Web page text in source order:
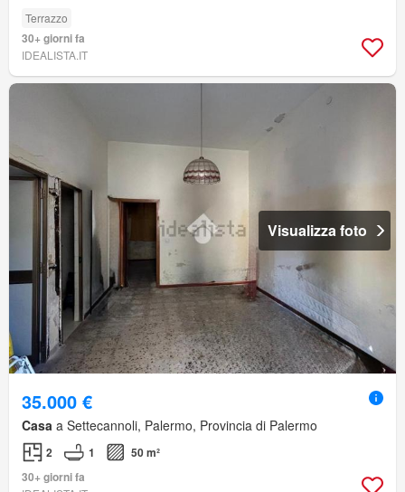
Terrazzo
30+ giorni fa
IDEALISTA.IT
Visualizza foto
35.000 €
Casa a Settecannoli, Palermo, Provincia di Palermo
2 1
50 m²
30+ giorni fa